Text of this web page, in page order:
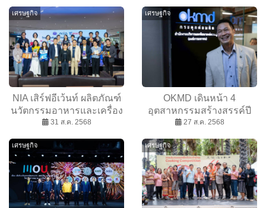
เศรษฐกิจ
NIA เสิร์ฟอีเว้นท์ ผลิตภัณฑ์
นวัตกรรมอาหารและเครื่อง
ดื่ม เปิดโต๊ะจับคู่ธุรกิจสร้าง
31 ส.ค. 2568
เศรษฐกิจ
OKMD เดินหน้า 4
อุตสาหกรรมสร้างสรรค์ปี
69 ดนตรี หนังสือ แฟชั่น
27 ส.ค. 2568
เศรษฐกิจ เศรษฐกิจ